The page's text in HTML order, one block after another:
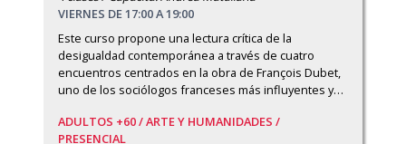
VIERNES DE 17:00 A 19:00
Este curso propone una lectura crítica de la
desigualdad contemporánea a través de cuatro
encuentros centrados en la obra de François Dubet,
uno de los sociólogos franceses más influyentes y…
ADULTOS +60 /ARTE Y HUMANIDADES /
PRESENCIAL